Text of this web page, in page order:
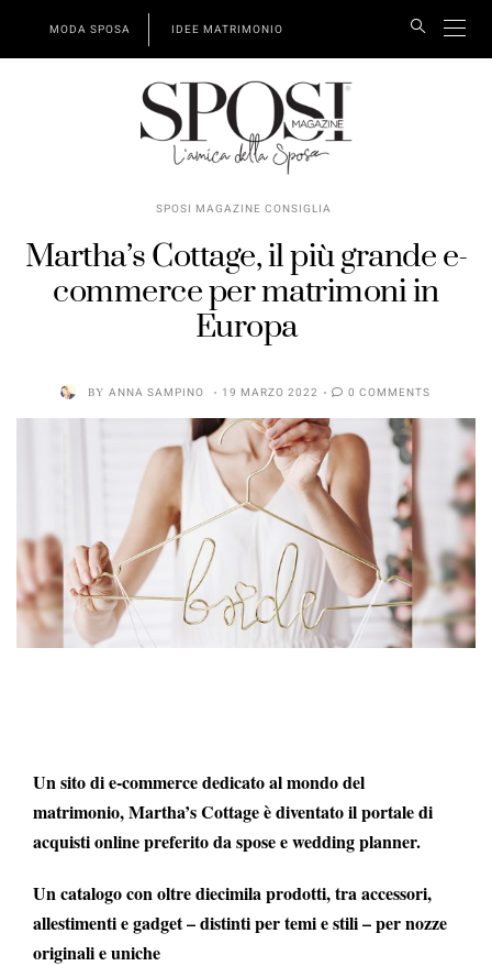
MODA SPOSA IDEE MATRIMONIO
SPOSI MAGAZINE CONSIGLIA
Martha’s Cottage, il più grande e-
commerce per matrimoni in
Europa
BY ANNA SAMPINO 19 MARZO 2022 0 COMMENTS
Un sito di e-commerce dedicato al mondo del
matrimonio, Martha’s Cottage è diventato il portale di
acquisti online preferito da spose e wedding planner.
Un catalogo con oltre diecimila prodotti, tra accessori,
allestimenti e gadget – distinti per temi e stili – per nozze
originali e uniche